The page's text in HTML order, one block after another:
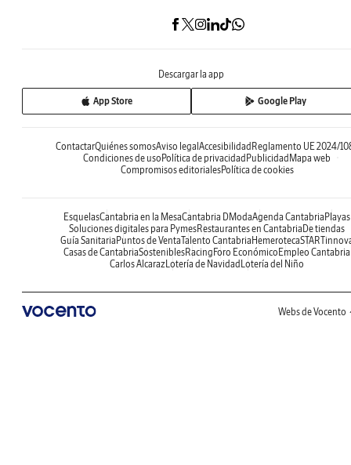
Descargar la app
App Store Google Play
ContactarQuiénes somosAviso legal Accesibilidad Reglamento UE 2024/
Condiciones de uso Política de privacidad Publicidad Mapa web
Compromisos editorialesPolítica de cookies
EsquelasCantabria en la MesaCantabria DModaAgenda Cantabria Playas
Soluciones digitales para PymesRestaurantes en Cantabria De tiendas
Guía Sanitaria Puntos de VentaTalento Cantabria Hemeroteca
Casas de CantabriaSosteniblesRacing Foro Económico Empleo Cantabria
Carlos Alcaraz Lotería de Navidad Lotería del Niño
Webs de Vocento